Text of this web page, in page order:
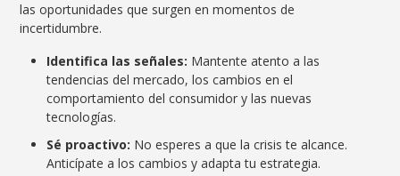
las oportunidades que surgen en momentos de
incertidumbre.
Identifica las señales: Mantente atento a las
tendencias del mercado, los cambios en el
comportamiento del consumidor y las nuevas
tecnologías.
Sé proactivo: No esperes a que la crisis te alcance.
Anticípate a los cambios y adapta tu estrategia.